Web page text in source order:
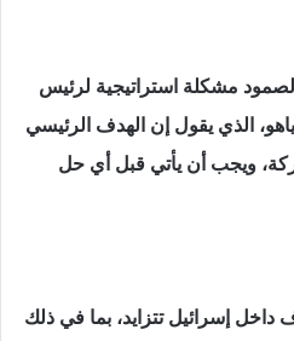
مشكلة استراتيجية لرئيس
الذي يقول إن الهدف الرئيسي
ويجب أن يأتي قبل أي حل
إسرائيل تتزايد، بما في ذلك